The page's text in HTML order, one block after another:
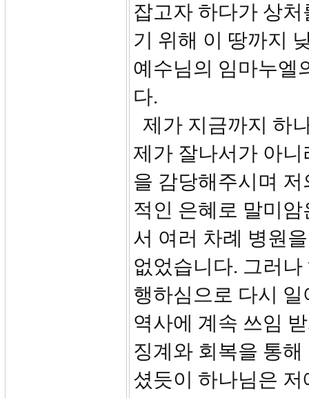
잡고자 하다가 상
기 위해 이 땅까지
예수님의 임마누엘
다.
제가 지금까지 하
제가 잘나서가 아
을 감당해주시며
적인 은혜로 말미
서 여러 차례 병원
없었습니다. 그러
행하심으로 다시
역사에 계속 쓰임
징계와 회복을 통
셨듯이 하나님은